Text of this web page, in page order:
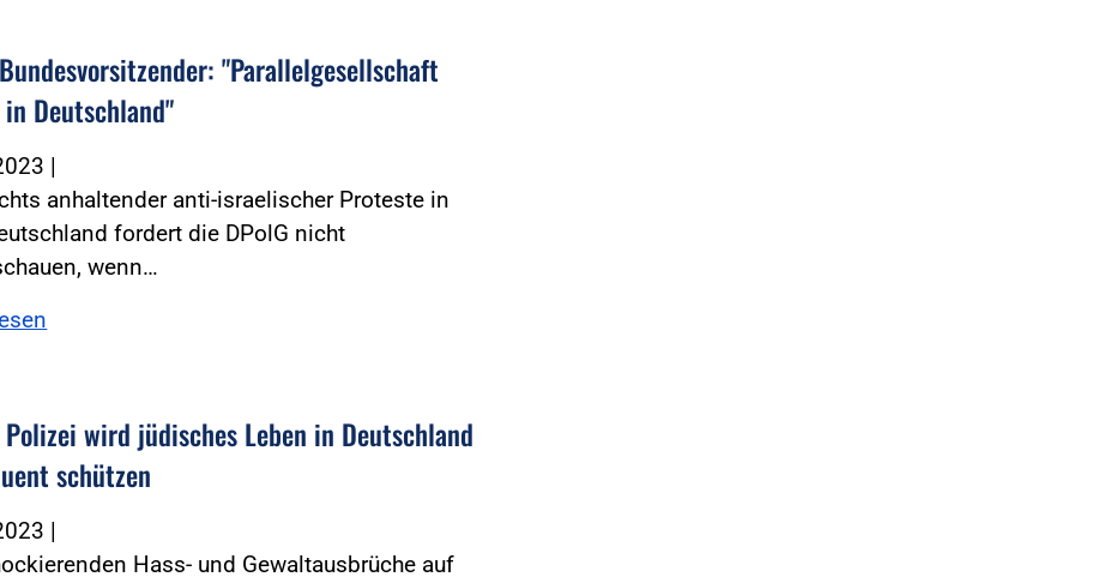
"Parallelgesellschaft
Deutschland"
|
anhaltender anti-israelischer Proteste in
fordert die DPolG nicht
wenn…
Polizei wird jüdisches Leben in Deutschland
schützen
|
Hass- und Gewaltausbrüche auf